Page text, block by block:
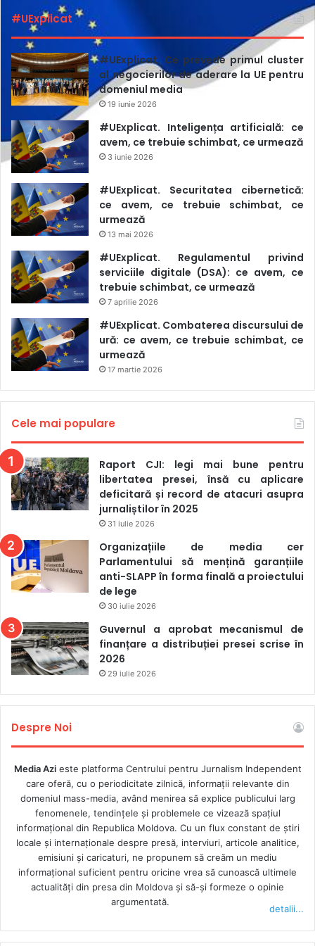
#UExplicat
#UExplicat. Ce prevede primul cluster
al negocierilor de aderare la UE pentru
domeniul media
19 iunie 2026
#UExplicat. Inteligența artificială: ce
avem, ce trebuie schimbat, ce urmează
3 iunie 2026
#UExplicat. Securitatea cibernetică:
ce avem, ce trebuie schimbat, ce
urmează
13 mai 2026
#UExplicat. Regulamentul privind
serviciile digitale (DSA): ce avem, ce
trebuie schimbat, ce urmează
7 aprilie 2026
#UExplicat. Combaterea discursului de
ură: ce avem, ce trebuie schimbat, ce
urmează
17 martie 2026
Cele mai populare
Raport CJI: legi mai bune pentru
libertatea presei, însă cu aplicare
deficitară și record de atacuri asupra
jurnaliștilor în 2025
31 iulie 2026
Organizațiile de media cer
Parlamentului să mențină garanțiile
anti-SLAPP în forma finală a proiectului
de lege
30 iulie 2026
Guvernul a aprobat mecanismul de
finanțare a distribuției presei scrise în
2026
29 iulie 2026
Despre Noi
Media Azieste platforma Centrului pentru Jurnalism Independent
care oferă, cu o periodicitate zilnică, informații relevante din
domeniul mass-media, având menirea să explice publicului larg
fenomenele, tendințele și problemele ce vizează spațiul
informațional din Republica Moldova. Cu un flux constant de ştiri
locale şi internaţionale despre presă, interviuri, articole analitice,
emisiuni și caricaturi, ne propunem să creăm un mediu
informaţional suficient pentru oricine vrea să cunoască ultimele
actualităţi din presa din Moldova şi să-şi formeze o opinie
argumentată.
detalii...